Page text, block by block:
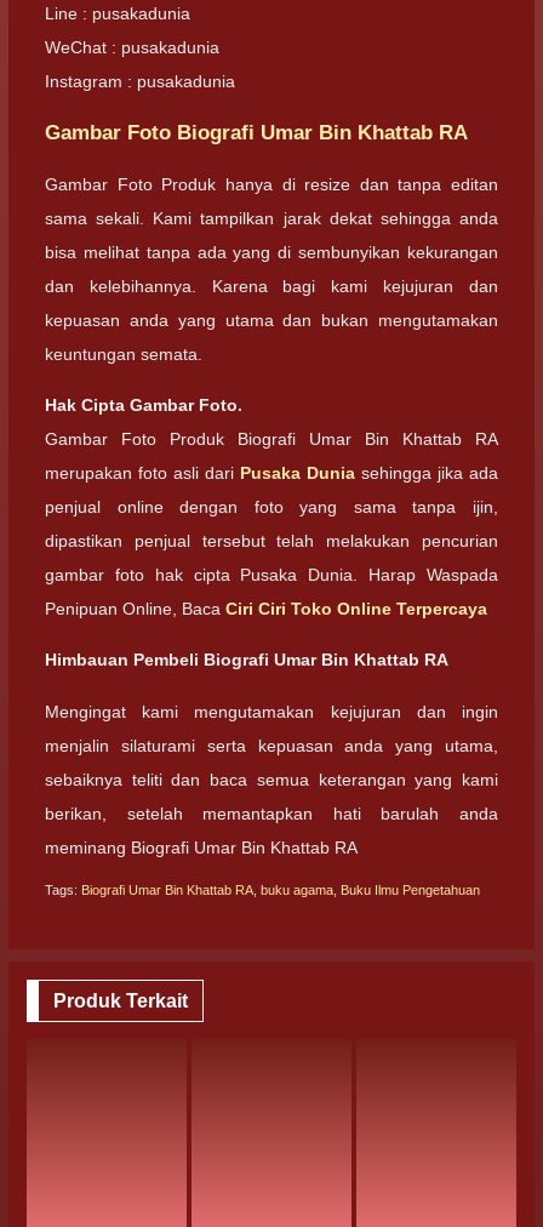
Line : pusakadunia
WeChat : pusakadunia
Instagram : pusakadunia
Gambar Foto Biografi Umar Bin Khattab RA
Gambar Foto Produk hanya di resize dan tanpa editan
sama sekali. Kami tampilkan jarak dekat sehingga anda
bisa melihat tanpa ada yang di sembunyikan kekurangan
dan kelebihannya. Karena bagi kami kejujuran dan
kepuasan anda yang utama dan bukan mengutamakan
keuntungan semata.
Hak Cipta Gambar Foto.
Gambar Foto Produk Biografi Umar Bin Khattab RA
merupakan foto asli dari Pusaka Dunia sehingga jika ada
penjual online dengan foto yang sama tanpa ijin,
dipastikan penjual tersebut telah melakukan pencurian
gambar foto hak cipta Pusaka Dunia. Harap Waspada
Penipuan Online, Baca Ciri Ciri Toko Online Terpercaya
Himbauan Pembeli Biografi Umar Bin Khattab RA
Mengingat kami mengutamakan kejujuran dan ingin
menjalin silaturami serta kepuasan anda yang utama,
sebaiknya teliti dan baca semua keterangan yang kami
berikan, setelah memantapkan hati barulah anda
meminang Biografi Umar Bin Khattab RA
Tags: Biografi Umar Bin Khattab RA buku agama Buku Ilmu Pengetahuan
Produk Terkait